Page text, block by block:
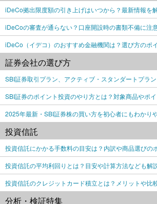
iDeCo拠出限度額の引き上げはいつから？最新情報を
iDeCoの審査が通らない？口座開設時の書類不備に注
iDeCo（イデコ）のおすすめ金融機関は？選び方のポ
証券会社の選び方
SBI証券取引プラン、アクティブ・スタンダートプラ
SBI証券のポイント投資のやり方とは？対象商品やポ
2025年最新・SBI証券株の買い方を初心者にもわかり
投資信託
投資信託にかかる手数料の目安は？内訳や商品選びの
投資信託の平均利回りとは？目安や計算方法なども解
投資信託のクレジットカード積立とは？メリットや比
分析・検証特集